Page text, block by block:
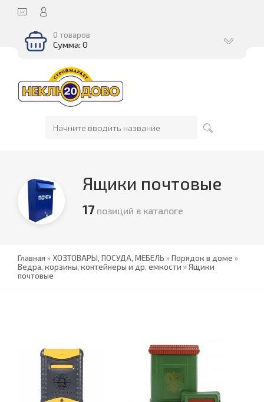
0 товаров
Сумма: 0
Ящики почтовые
17позиций в каталоге
Главная » ХОЗТОВАРЫ, ПОСУДА, МЕБЕЛЬ »Порядок в доме »
Ведра, корзины, контейнеры и др. емкости »Ящики
почтовые